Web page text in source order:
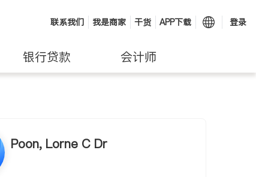
联系我们 我是商家 干货 APP下载 登录
银行贷款 会计师
Poon, Lorne C Dr